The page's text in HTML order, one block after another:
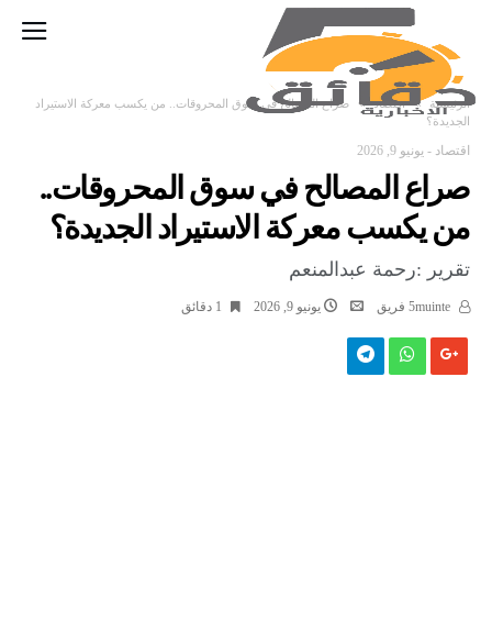
‫الرئيسية‬ اقتصاد
صراع المصالح في سوق المحروقات.. من يكسب معركة الاستيراد
الجديدة؟
اقتصاد - يونيو 9, 2026
صراع المصالح في سوق المحروقات..
من يكسب معركة الاستيراد الجديدة؟
تقرير :رحمة عبدالمنعم
يونيو 9, 2026 1 ‫دقائق‬